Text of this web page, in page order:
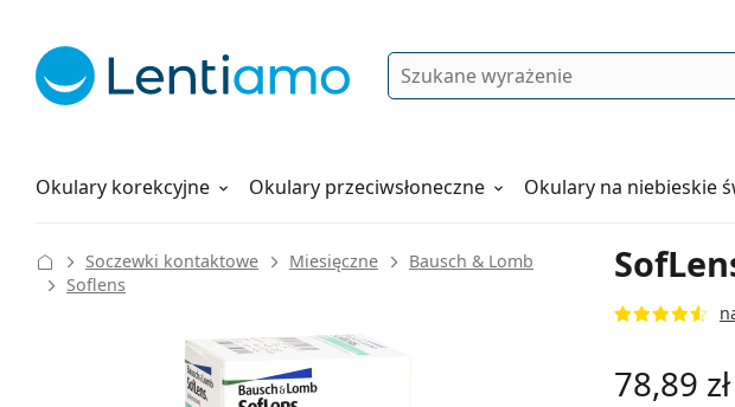
Wyszukiwanie
Płyny do soczewek
Okulary korekcyjne Okulary przeciwsłoneczne Okulary na niebieskie
Wszystko o zakupach
Soczewki kontaktowe Miesięczne
Bausch & Lomb
Soflens
78,89 zł